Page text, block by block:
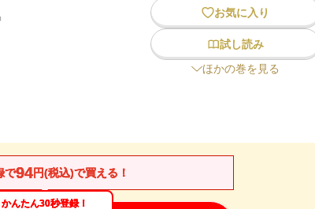
お気に入り
試し読み
ほかの巻を見る
で94円(税込)で買える！
かんたん30秒登録！